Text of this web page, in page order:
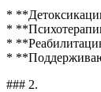
*
*
*
*
### 2.